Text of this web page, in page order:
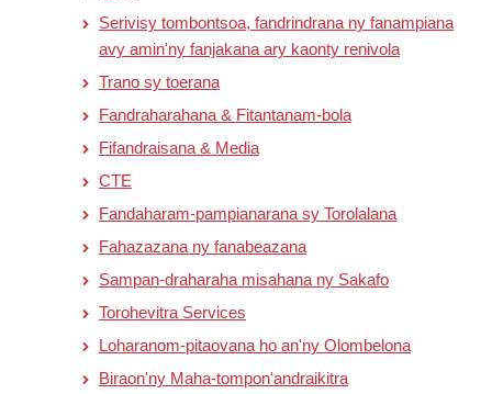
Serivisy tombontsoa, fandrindrana ny fanampiana
avy amin'ny fanjakana ary kaonty renivola
Trano sy toerana
Fandraharahana & Fitantanam-bola
Fifandraisana & Media
CTE
Fandaharam-pampianarana sy Torolalana
Fahazazana ny fanabeazana
Sampan-draharaha misahana ny Sakafo
Torohevitra Services
Loharanom-pitaovana ho an'ny Olombelona
Biraon'ny Maha-tompon'andraikitra